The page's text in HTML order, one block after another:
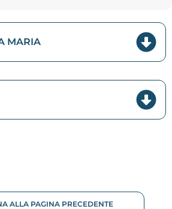
MARIA
ALLA PAGINA PRECEDENTE